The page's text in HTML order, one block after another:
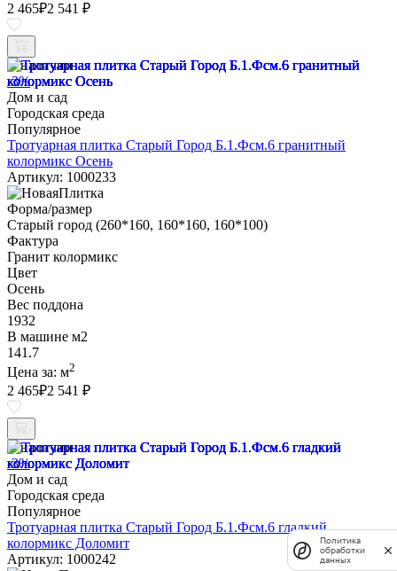
2 465₽2 541 ₽
В наличии
-3%
Дом и сад
Городская среда
Популярное
Тротуарная плитка Старый Город Б.1.Фсм.6 гранитный
колормикс Осень
Артикул: 1000233
Форма/размер
Старый город (260*160, 160*160, 160*100)
Фактура
Гранит колормикс
Цвет
Осень
Вес поддона
1932
В машине м2
141.7
Цена за: м2
2 465₽2 541 ₽
В наличии
-3%
Дом и сад
Городская среда
Популярное
Тротуарная плитка Старый Город Б.1.Фсм.6 гладкий
колормикс Доломит
Артикул: 1000242
Политика
обработки
данных